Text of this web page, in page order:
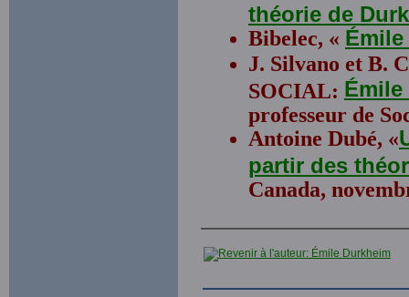
théorie de
Bibelec, «
J. Silvano et B.
SOCIAL: Émile
professeur de
Antoine Dubé, «
partir des
Canada,